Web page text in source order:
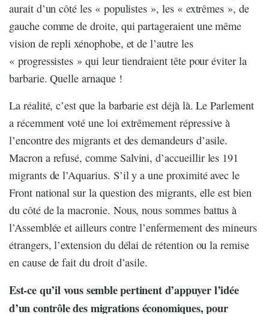
aurait d’un côté les « populistes », les « extrêmes », de
gauche comme de droite, qui partageraient une même
vision de repli xénophobe, et de l’autre les
« progressistes » qui leur tiendraient tête pour éviter la
barbarie. Quelle arnaque !
La réalité, c’est que la barbarie est déjà là. Le Parlement
a récemment voté une loi extrêmement répressive à
l’encontre des migrants et des demandeurs d’asile.
Macron a refusé, comme Salvini, d’accueillir les 191
migrants de l’Aquarius. S’il y a une proximité avec le
Front national sur la question des migrants, elle est bien
du côté de la macronie. Nous, nous sommes battus à
l’Assemblée et ailleurs contre l’enfermement des mineurs
étrangers, l’extension du délai de rétention ou la remise
en cause de fait du droit d’asile.
Est-ce qu’il vous semble pertinent d’appuyer l’idée
d’un contrôle des migrations économiques, pour